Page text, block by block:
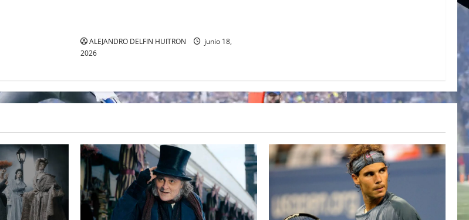
ALEJANDRO DELFIN HUITRON
junio 18,
2026